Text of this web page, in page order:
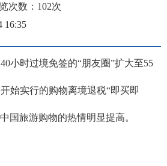
次数： 102次
16:35
小时过境免签的“朋友圈”扩大至55
始实行的购物离境退税“即买即
国旅游购物的热情明显提高。